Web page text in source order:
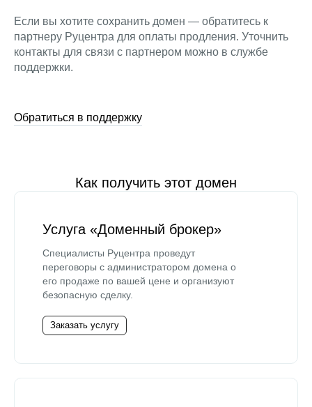
Если вы хотите сохранить домен — обратитесь к
партнеру Руцентра для оплаты продления. Уточнить
контакты для связи с партнером можно в службе
поддержки.
Обратиться в поддержку
Как получить этот домен
Услуга «Доменный брокер»
Специалисты Руцентра проведут
переговоры с администратором домена о
его продаже по вашей цене и организуют
безопасную сделку.
Заказать услугу